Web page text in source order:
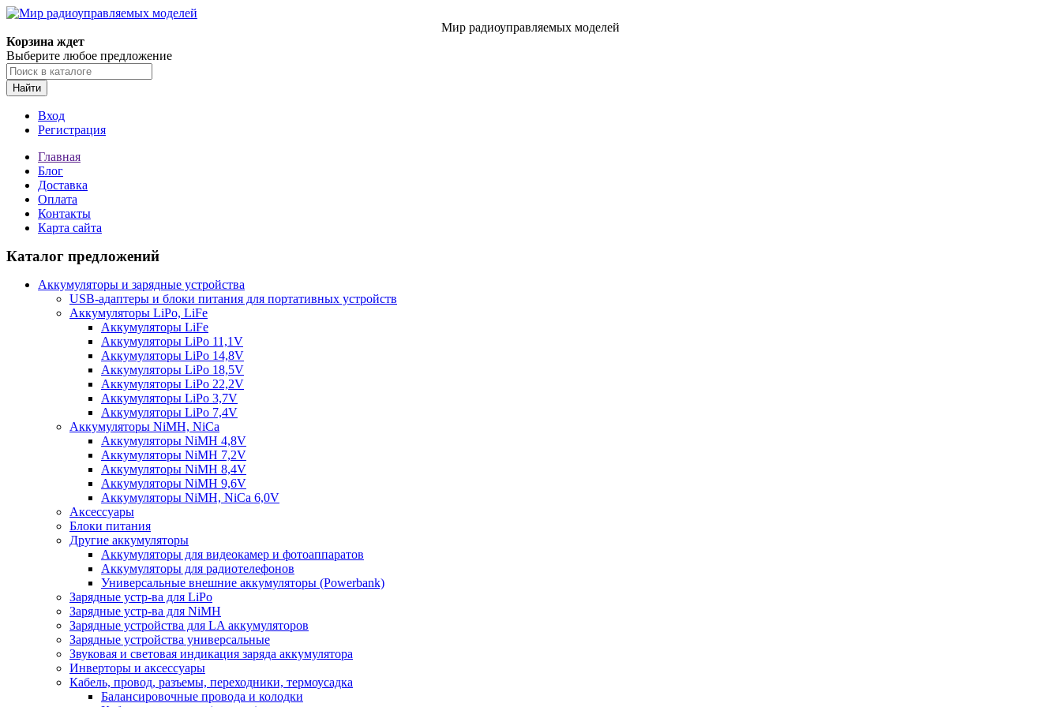
Мир радиоуправляемых моделей
Корзина ждет
Выберите любое предложение
Найти
Вход
Регистрация
Главная
Блог
Доставка
Оплата
Контакты
Карта сайта
Каталог предложений
Аккумуляторы и зарядные устройства
USB-адаптеры и блоки питания для портативных устройств
Аккумуляторы LiPo, LiFe
Аккумуляторы LiFe
Аккумуляторы LiPo 11,1V
Аккумуляторы LiPo 14,8V
Аккумуляторы LiPo 18,5V
Аккумуляторы LiPo 22,2V
Аккумуляторы LiPo 3,7V
Аккумуляторы LiPo 7,4V
Аккумуляторы NiMH, NiCa
Аккумуляторы NiMH 4,8V
Аккумуляторы NiMH 7,2V
Аккумуляторы NiMH 8,4V
Аккумуляторы NiMH 9,6V
Аккумуляторы NiMH, NiCa 6,0V
Аксессуары
Блоки питания
Другие аккумуляторы
Аккумуляторы для видеокамер и фотоаппаратов
Аккумуляторы для радиотелефонов
Универсальные внешние аккумуляторы (Powerbank)
Зарядные устр-ва для LiPo
Зарядные устр-ва для NiMH
Зарядные устройства для LA аккумуляторов
Зарядные устройства универсальные
Звуковая и световая индикация заряда аккумулятора
Инверторы и аксессуары
Кабель, провод, разъемы, переходники, термоусадка
Балансировочные провода и колодки